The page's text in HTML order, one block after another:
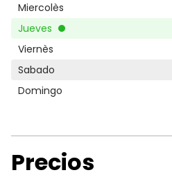
Miercolès
Jueves
Viernès
Sabado
Domingo
Precios